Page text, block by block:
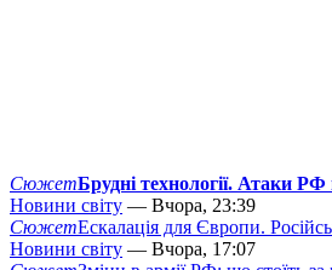
СюжетБрудні технології. Атаки
Новини світу — Вчора, 23:39
СюжетЕскалація для Європи.
Новини світу — Вчора, 17:07